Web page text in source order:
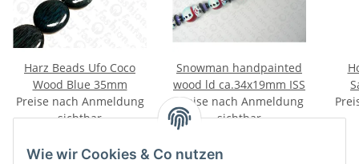
Harz Beads Ufo Coco
Wood Blue 35mm
Preise nach Anmeldung
sichtbar
Snowman handpainted
wood ld ca.34x19mm ISS
Preise nach Anmeldung
sichtbar
Wie wir Cookies & Co nutzen